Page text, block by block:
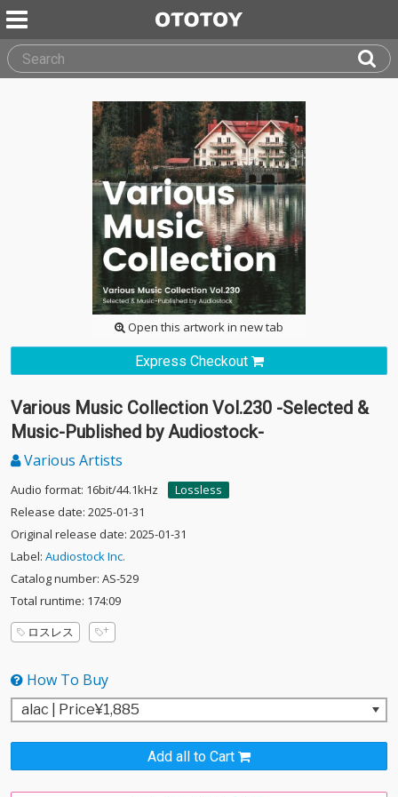
Open this artwork in new tab
Express Checkout
Various Music Collection Vol.230 -Selected &
Music-Published by Audiostock-
Various Artists
Audio format: 16bit/44.1kHz
Lossless
Release date: 2025-01-31
Original release date: 2025-01-31
Label: Audiostock Inc.
Catalog number: AS-529
Total runtime: 174:09
ロスレス
How To Buy
Add all to Cart